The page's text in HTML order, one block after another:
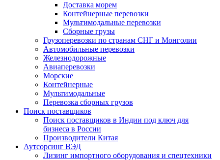
Доставка морем
Контейнерные перевозки
Мультимодальные перевозки
Сборные грузы
Грузоперевозки по странам СНГ и Монголии
Автомобильные перевозки
Железнодорожные
Авиаперевозки
Морские
Контейнерные
Мультимодальные
Перевозка сборных грузов
Поиск поставщиков
Поиск поставщиков в Индии под ключ для
бизнеса в России
Производители Китая
Аутсорсинг ВЭД
Лизинг импортного оборудования и спецтехники